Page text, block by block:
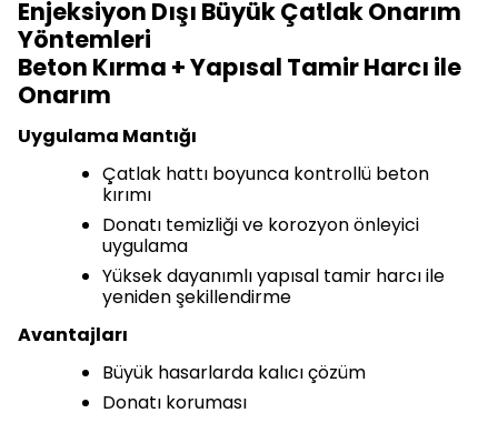
Enjeksiyon Dışı Büyük Çatlak Onarım
Yöntemleri
Beton Kırma + Yapısal Tamir Harcı ile
Onarım
Uygulama Mantığı
Çatlak hattı boyunca kontrollü beton
kırımı
Donatı temizliği ve korozyon önleyici
uygulama
Yüksek dayanımlı yapısal tamir harcı ile
yeniden şekillendirme
Avantajları
Büyük hasarlarda kalıcı çözüm
Donatı koruması